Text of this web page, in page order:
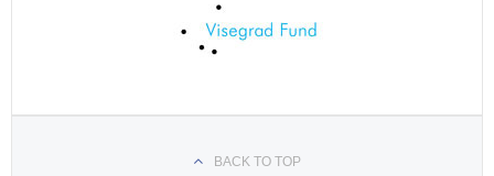
BACK TO TOP